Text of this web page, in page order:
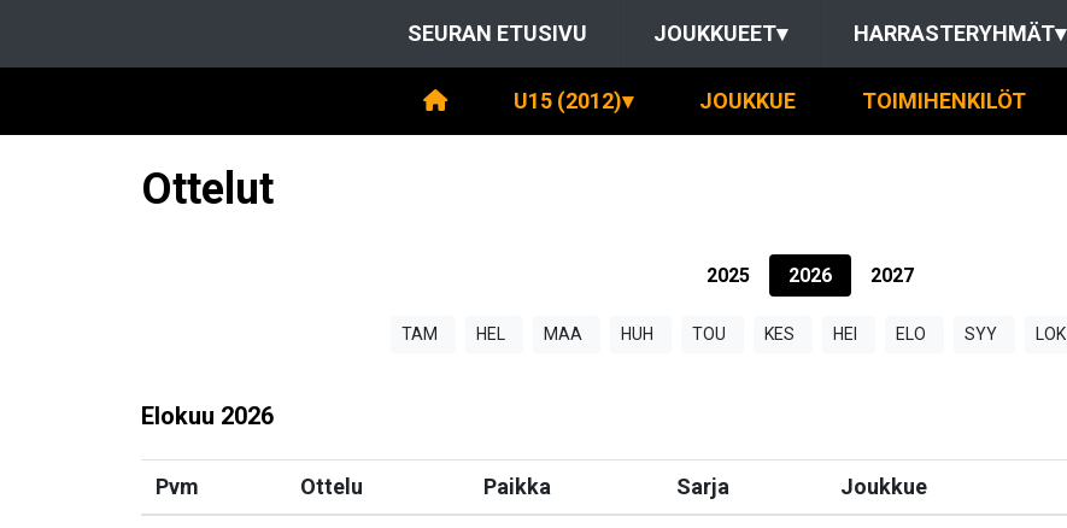
SEURAN ETUSIVU JOUKKUEET▾ HARRASTERYHMÄT▾
U15 (2012)▾ JOUKKUE TOIMIHENKILÖT
Ottelut
2025 2026 2027
TAM HEL MAA HUH TOU KES HEI ELO SYY LOK
Elokuu 2026
Pvm Ottelu Paikka Sarja Joukkue